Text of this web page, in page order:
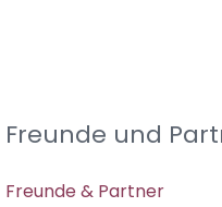
Freunde und
Freunde & Partner